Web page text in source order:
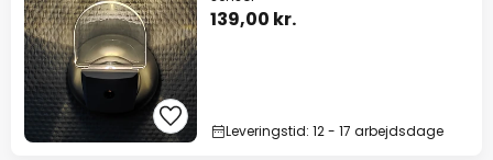
139,00 kr.
Leveringstid: 12 - 17 arbejdsdage